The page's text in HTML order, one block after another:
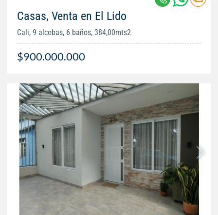
Casas, Venta en El Lido
Cali, 9 alcobas, 6 baños, 384,00mts2
$900.000.000